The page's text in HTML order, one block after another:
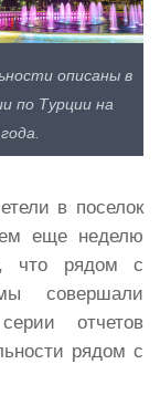
описаны в
по Турции на
в поселок
еще неделю
что рядом с
совершали
отчетов
рядом с